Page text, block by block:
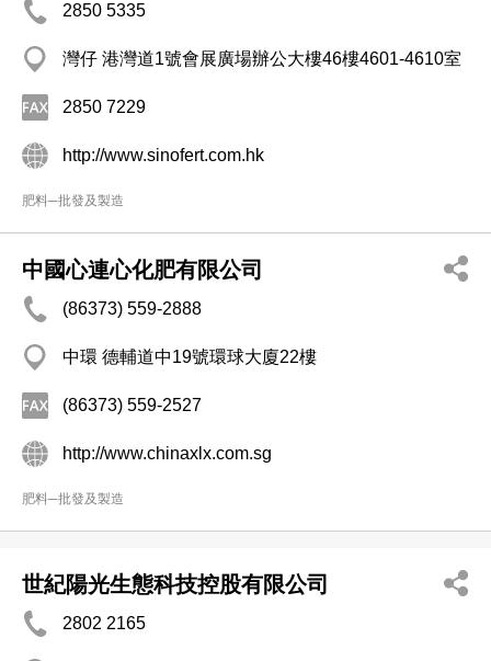
2850 5335
灣仔 港灣道1號會展廣場辦公大樓46樓4601-4610室
2850 7229
http://www.sinofert.com.hk
肥料─批發及製造
中國心連心化肥有限公司
(86373) 559-2888
中環 德輔道中19號環球大廈22樓
(86373) 559-2527
http://www.chinaxlx.com.sg
肥料─批發及製造
世紀陽光生態科技控股有限公司
2802 2165